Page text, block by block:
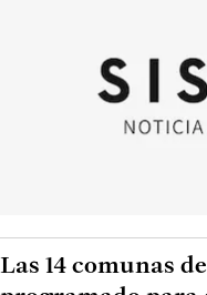
Las 14 comunas